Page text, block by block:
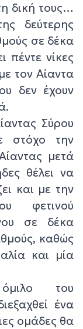
δική τους…
δεύτερης
σε δέκα
πέντε νίκες
τον Αίαντα
δεν έχουν
Σύρου
στόχο την
μετά
θέλει να
και με την
φετινού
σε δέκα
καθώς
και μία
του
ένα
ομάδες θα